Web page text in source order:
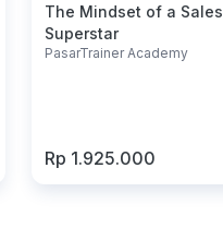
The Mindset of a Sales
Superstar
PasarTrainer Academy
Rp 1.925.000